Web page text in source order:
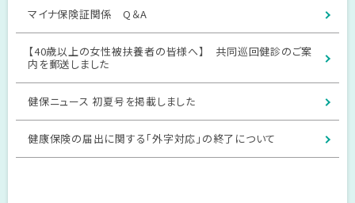
マイナ保険証関係 Q＆A
【40歳以上の女性被扶養者の皆様へ】 共同巡回健診のご案
内を郵送しました
健保ニュース 初夏号を掲載しました
健康保険の届出に関する「外字対応」の終了について